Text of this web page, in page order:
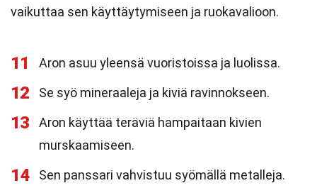
vaikuttaa sen käyttäytymiseen ja ruokavalioon.
11 Aron asuu yleensä vuoristoissa ja luolissa.
12 Se syö mineraaleja ja kiviä ravinnokseen.
13
Aron käyttää teräviä hampaitaan kivien
murskaamiseen.
14 Sen panssari vahvistuu syömällä metalleja.